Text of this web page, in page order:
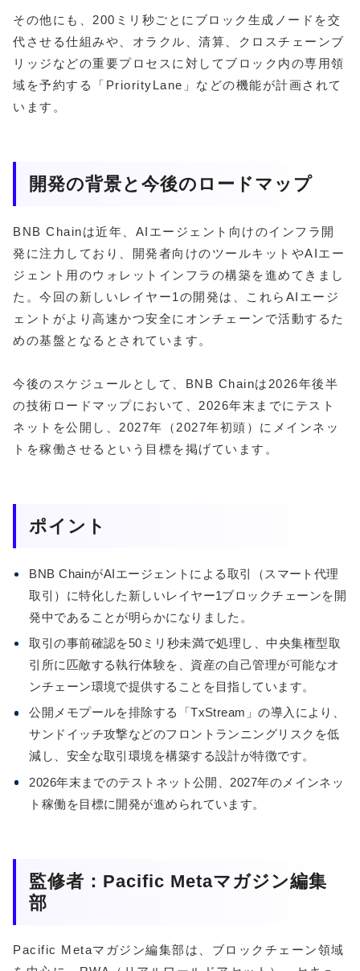
その他にも、200ミリ秒ごとにブロック生成ノードを交
代させる仕組みや、オラクル、清算、クロスチェーンブ
リッジなどの重要プロセスに対してブロック内の専用領
域を予約する「PriorityLane」などの機能が計画されて
います。
開発の背景と今後のロードマップ
BNB Chainは近年、AIエージェント向けのインフラ開
発に注力しており、開発者向けのツールキットやAIエー
ジェント用のウォレットインフラの構築を進めてきまし
た。今回の新しいレイヤー1の開発は、これらAIエージ
ェントがより高速かつ安全にオンチェーンで活動するた
めの基盤となるとされています。
今後のスケジュールとして、BNB Chainは2026年後半
の技術ロードマップにおいて、2026年末までにテスト
ネットを公開し、2027年（2027年初頭）にメインネッ
トを稼働させるという目標を掲げています。
ポイント
BNB ChainがAIエージェントによる取引（スマート代理
取引）に特化した新しいレイヤー1ブロックチェーンを開
発中であることが明らかになりました。
取引の事前確認を50ミリ秒未満で処理し、中央集権型取
引所に匹敵する執行体験を、資産の自己管理が可能なオ
ンチェーン環境で提供することを目指しています。
公開メモプールを排除する「TxStream」の導入により、
サンドイッチ攻撃などのフロントランニングリスクを低
減し、安全な取引環境を構築する設計が特徴です。
2026年末までのテストネット公開、2027年のメインネッ
ト稼働を目標に開発が進められています。
監修者：Pacific Metaマガジン編集
部
Pacific Metaマガジン編集部は、ブロックチェーン領域